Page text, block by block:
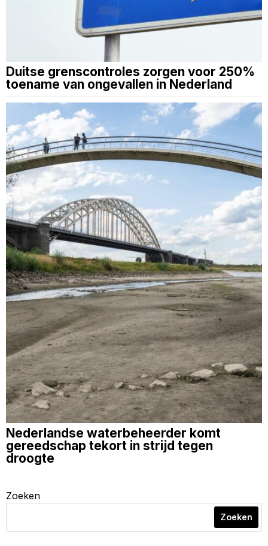
Duitse grenscontroles zorgen voor 250%
toename van ongevallen in Nederland
Nederlandse waterbeheerder komt
gereedschap tekort in strijd tegen
droogte
Zoeken
Zoeken